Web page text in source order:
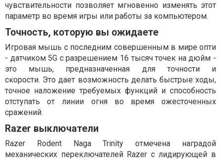
чувствительности позволяет мгновенно изменять этот
параметр во время игры или работы за компьютером.
Точность, которую вы ожидаете
Игровая мышь с последним совершенным в мире опти
- датчиком 5G с разрешением 16 тысяч точек на дюйм -
это мышь, предназначенная для точности и
скорости. Это дает возможность делать быстрые ходы,
точное наложение требуемых функций и способность
отступать от линии огня во время ожесточенных
сражений.
Razer выключатели
Razer Rodent Naga Trinity отмечена наградой
механических переключателей Razer с лидирующей в